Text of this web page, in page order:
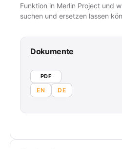
Funktion in Merlin Project und
suchen und ersetzen lassen
Dokumente
PDF
EN DE